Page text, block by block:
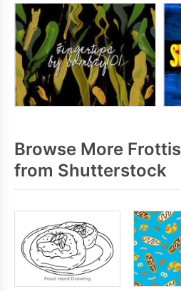
Browse More
from Shutterstock